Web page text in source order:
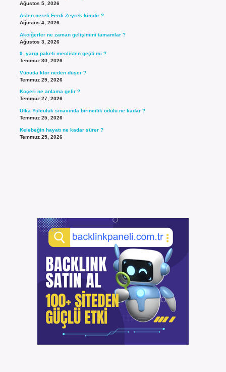
Ağustos 5, 2026
Aslen nereli Ferdi Zeyrek kimdir ?
Ağustos 4, 2026
Akciğerler ne zaman gelişimini tamamlar ?
Ağustos 3, 2026
9. yargı paketi meclisten geçti mi ?
Temmuz 30, 2026
Vücutta klor neden düşer ?
Temmuz 29, 2026
Koçeri ne anlama gelir ?
Temmuz 27, 2026
Ufka Yolculuk sınavında birincilik ödülü ne kadar ?
Temmuz 25, 2026
Kelebeğin hayatı ne kadar sürer ?
Temmuz 25, 2026